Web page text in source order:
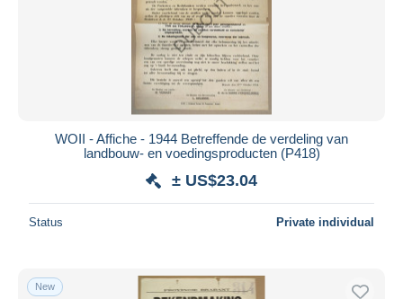
WOII - Affiche - 1944 Betreffende de verdeling van
landbouw- en voedingsproducten (P418)
± US$23.04
Status Private individual
New